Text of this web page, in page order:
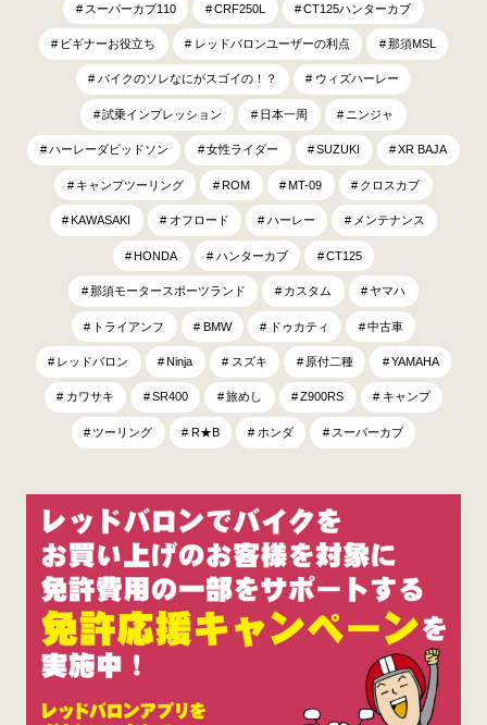
スーパーカブ110 CRF250L CT125ハンターカブ
ビギナーお役立ち レッドバロンユーザーの利点 那須MSL
バイクのソレなにがスゴイの！？ ウィズハーレー
試乗インプレッション 日本一周 ニンジャ
ハーレーダビッドソン 女性ライダー SUZUKI XR BAJA
キャンプツーリング ROM MT-09 クロスカブ
KAWASAKI オフロード ハーレー メンテナンス
HONDA ハンターカブ CT125
那須モータースポーツランド カスタム ヤマハ
トライアンフ BMW ドゥカティ 中古車
レッドバロン Ninja スズキ 原付二種 YAMAHA
カワサキ SR400 旅めし Z900RS キャンプ
ツーリング R★B ホンダ スーパーカブ